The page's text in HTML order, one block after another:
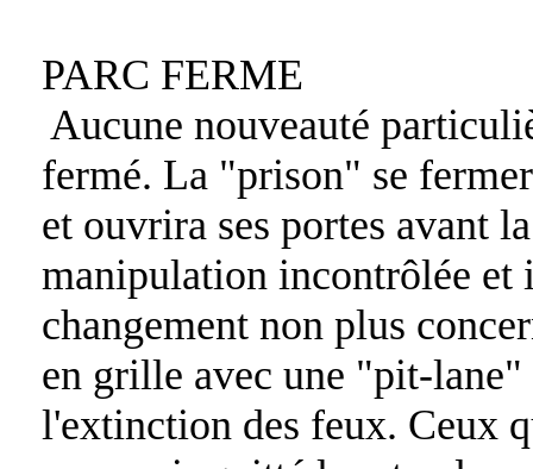
PARC FERME
Aucune nouveauté
fermé. La "prison" se
et ouvrira ses portes avant
manipulation incontrôlée et
changement non plus
en grille avec une "pit-
l'extinction des feux. Ceux